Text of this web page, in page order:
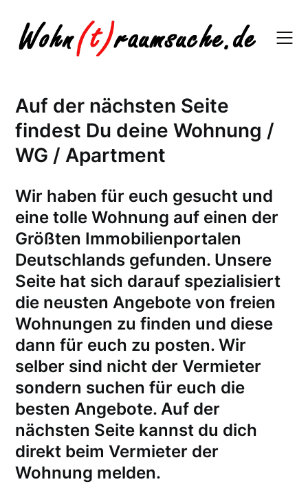
content
Auf der nächsten Seite
findest Du deine Wohnung /
WG / Apartment
Wir haben für euch gesucht und
eine tolle Wohnung auf einen der
Größten Immobilienportalen
Deutschlands gefunden. Unsere
Seite hat sich darauf spezialisiert
die neusten Angebote von freien
Wohnungen zu finden und diese
dann für euch zu posten. Wir
selber sind nicht der Vermieter
sondern suchen für euch die
besten Angebote. Auf der
nächsten Seite kannst du dich
direkt beim Vermieter der
Wohnung melden.